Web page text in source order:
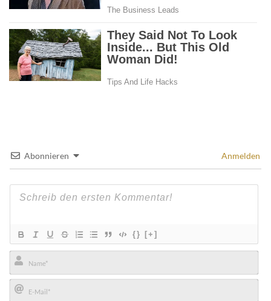
Abonnieren Anmelden
{} [+]
Name*